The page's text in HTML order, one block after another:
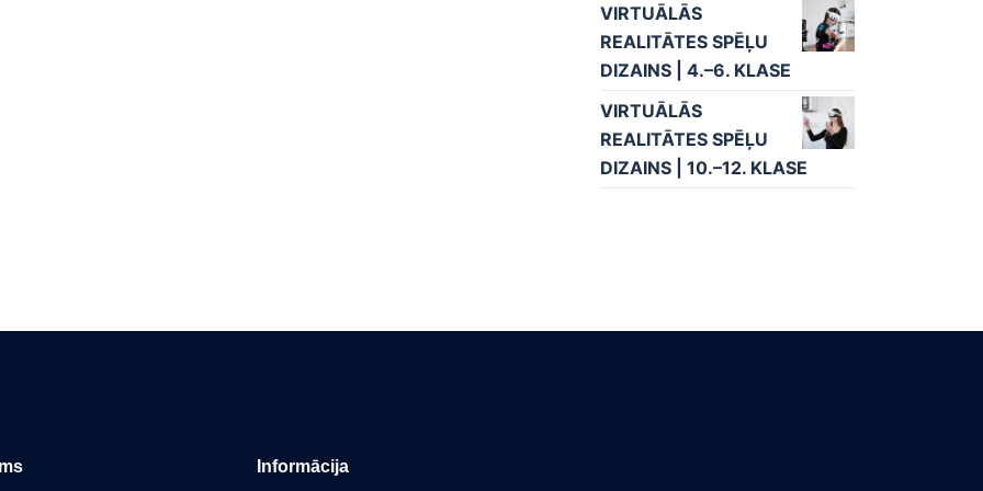
VIRTUĀLĀS
REALITĀTES SPĒĻU
DIZAINS | 4.–6. KLASE
VIRTUĀLĀS
REALITĀTES SPĒĻU
DIZAINS | 10.–12. KLASE
Informācija